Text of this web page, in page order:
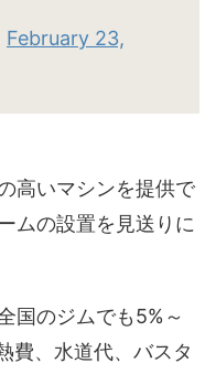
February 23,
高いマシンを提供で
ムの設置を見送りに
国のジムでも5%～
費、水道代、バスタ